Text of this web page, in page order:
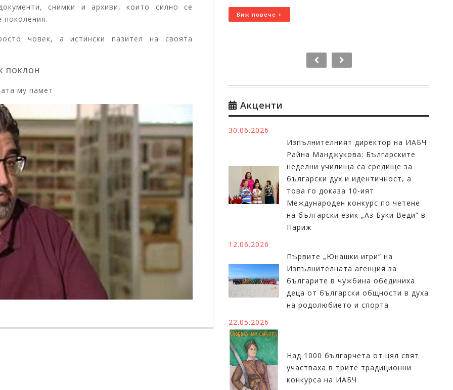
снимки и архиви, които силно се
поколения.
човек, а истински пазител на своята
ПОКЛОН
му памет
Виж повече +
Акценти
30.06.2026
Изпълнителният директор на ИАБЧ
Райна Манджукова: Българските
неделни училища са средище за
български дух и идентичност, а
това го доказа 10-ият
Международен конкурс по четене
на български език „Аз Буки Веди“ в
Париж
12.06.2026
Първите „Юнашки игри“ на
Изпълнителната агенция за
българите в чужбина обединиха
деца от български общности в духа
на родолюбието и спорта
22.05.2026
Над 1000 българчета от цял свят
участваха в трите традиционни
конкурса на ИАБЧ